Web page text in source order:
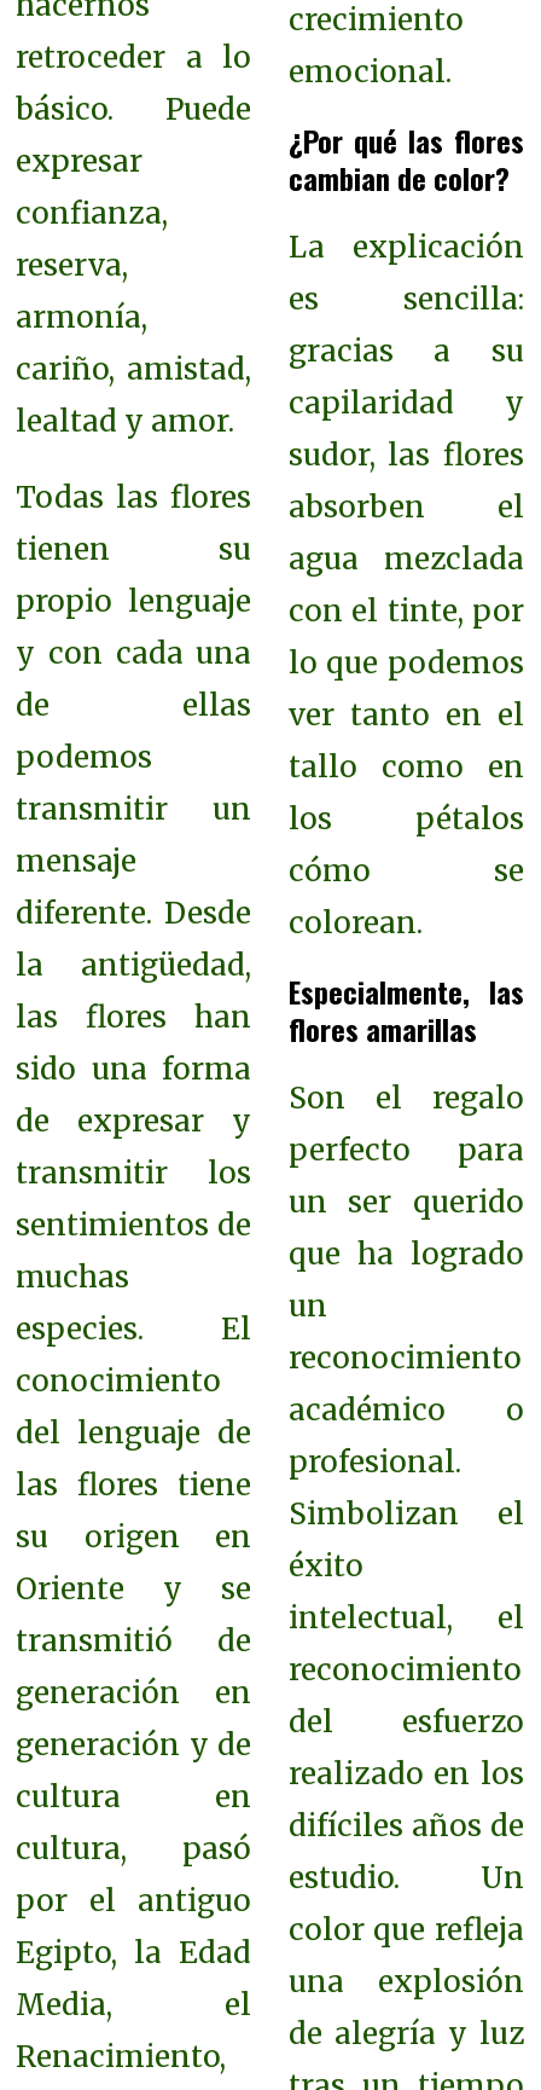
retroceder a lo
básico. Puede
expresar
confianza,
reserva,
armonía,
cariño, amistad,
lealtad y amor.
Todas las flores
tienen su
propio lenguaje
y con cada una
de ellas
podemos
transmitir un
mensaje
diferente. Desde
la antigüedad,
las flores han
sido una forma
de expresar y
transmitir los
sentimientos de
muchas
especies. El
conocimiento
del lenguaje de
las flores tiene
su origen en
Oriente y se
transmitió de
generación en
generación y de
cultura en
cultura, pasó
por el antiguo
Egipto, la Edad
Media, el
Renacimiento,
crecimiento
emocional.
¿Por qué las flores
cambian de color?
La explicación
es sencilla:
gracias a su
capilaridad y
sudor, las flores
absorben el
agua mezclada
con el tinte, por
lo que podemos
ver tanto en el
tallo como en
los pétalos
cómo se
colorean.
Especialmente, las
flores amarillas
Son el regalo
perfecto para
un ser querido
que ha logrado
un
reconocimiento
académico o
profesional.
Simbolizan el
éxito
intelectual, el
reconocimiento
del esfuerzo
realizado en los
difíciles años de
estudio. Un
color que refleja
una explosión
de alegría y luz